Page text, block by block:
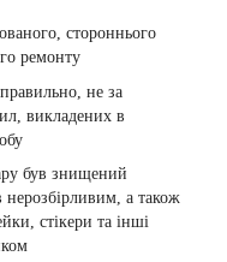
стороннього
ремонту
не за
викладених в
був знищений
нерозбірливим, а також
стікери та інші